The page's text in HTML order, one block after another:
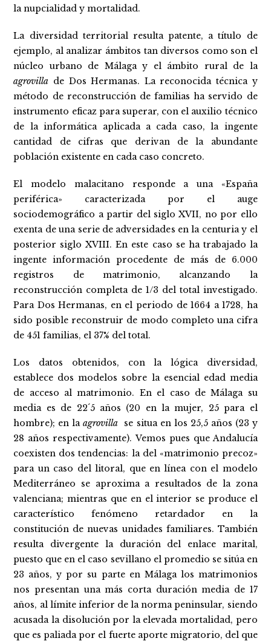
la nupcialidad y mortalidad.
La diversidad territorial resulta patente, a título de
ejemplo, al analizar ámbitos tan diversos como son el
núcleo urbano de Málaga y el ámbito rural de la
agrovilla de Dos Hermanas. La reconocida técnica y
método de reconstrucción de familias ha servido de
instrumento eficaz para superar, con el auxilio técnico
de la informática aplicada a cada caso, la ingente
cantidad de cifras que derivan de la abundante
población existente en cada caso concreto.
El modelo malacitano responde a una «España
periférica» caracterizada por el auge
sociodemográfico a partir del siglo XVII, no por ello
exenta de una serie de adversidades en la centuria y el
posterior siglo XVIII. En este caso se ha trabajado la
ingente información procedente de más de 6.000
registros de matrimonio, alcanzando la
reconstrucción completa de 1/3 del total investigado.
Para Dos Hermanas, en el periodo de 1664 a 1728, ha
sido posible reconstruir de modo completo una cifra
de 451 familias, el 37% del total.
Los datos obtenidos, con la lógica diversidad,
establece dos modelos sobre la esencial edad media
de acceso al matrimonio. En el caso de Málaga su
media es de 22´5 años (20 en la mujer, 25 para el
hombre); en laagrovilla
se situa en los 25,5 años (23 y
28 años respectivamente). Vemos pues que Andalucía
coexisten dos tendencias: la del «matrimonio precoz»
para un caso del litoral, que en línea con el modelo
Mediterráneo se aproxima a resultados de la zona
valenciana; mientras que en el interior se produce el
característico fenómeno retardador en la
constitución de nuevas unidades familiares. También
resulta divergente la duración del enlace marital,
puesto que en el caso sevillano el promedio se sitúa en
23 años, y por su parte en Málaga los matrimonios
nos presentan una más corta duración media de 17
años, al límite inferior de la norma peninsular, siendo
acusada la disolución por la elevada mortalidad, pero
que es paliada por el fuerte aporte migratorio, del que